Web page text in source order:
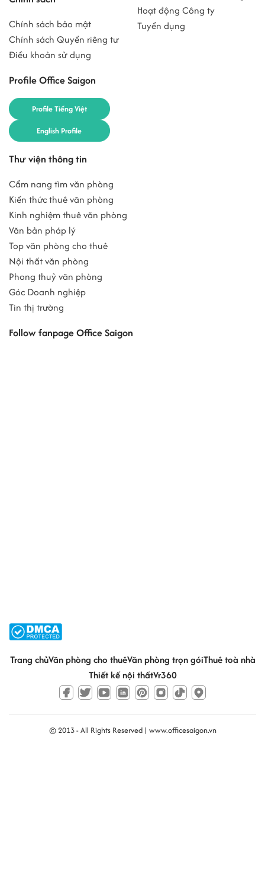
Chính sách bảo mật
Chính sách Quyền riêng tư
Điều khoản sử dụng
Profile Office Saigon
Profile Tiếng Việt
English Profile
Hoạt động Công ty
Tuyển dụng
Thư viện thông tin
Cẩm nang tìm văn phòng
Kiến thức thuê văn phòng
Kinh nghiệm thuê văn phòng
Văn bản pháp lý
Top văn phòng cho thuê
Nội thất văn phòng
Phong thuỷ văn phòng
Góc Doanh nghiệp
Tin thị trường
Follow fanpage Office Saigon
Trang chủVăn phòng cho thuêVăn phòng trọn góiThuê toà nhà
Thiết kế nội thấtVr360
© 2013 - All Rights Reserved | www.officesaigon.vn